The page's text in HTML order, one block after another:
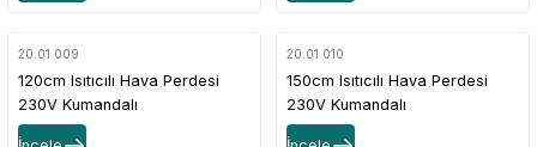
20.01.009
120cm Isıtıcılı Hava Perdesi
230V Kumandalı
20.01.010
150cm Isıtıcılı Hava Perdesi
230V Kumandalı